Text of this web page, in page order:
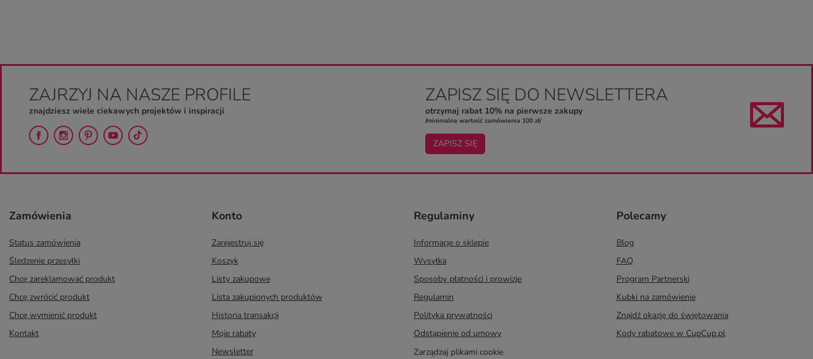
ZAJRZYJ NA NASZE PROFILE
znajdziesz wiele ciekawych projektów i inspiracji
ZAPISZ SIĘ DO NEWSLETTERA
otrzymaj rabat 10% na pierwsze zakupy
/minimalna wartość zamówienia 100 zł/
ZAPISZ SIĘ
Zamówienia
Status zamówienia
Śledzenie przesyłki
Chcę zareklamować produkt
Chcę zwrócić produkt
Chcę wymienić produkt
Kontakt
Konto
Zarejestruj się
Koszyk
Listy zakupowe
Lista zakupionych produktów
Historia transakcji
Moje rabaty
Newsletter
Regulaminy
Informacje o sklepie
Wysyłka
Sposoby płatności i prowizje
Regulamin
Polityka prywatności
Odstąpienie od umowy
Zarządzaj plikami cookie
Polecamy
Blog
FAQ
Program Partnerski
Kubki na zamówienie
Znajdź okazję do świętowania
Kody rabatowe w CupCup.pl